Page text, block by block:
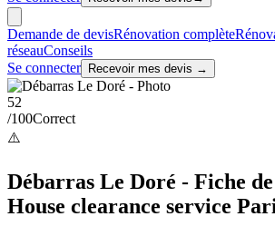
Demande de devisRénovation complète
réseauConseils
Se connecter
Recevoir mes devis →
52
/100Correct
⚠️
Débarras Le Doré - Fiche
House clearance service